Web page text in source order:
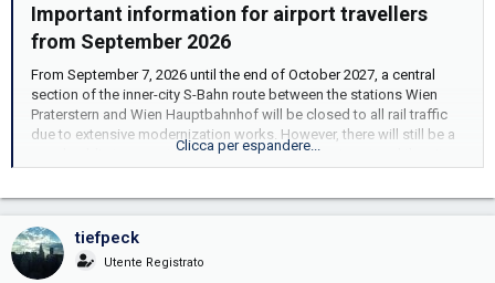
Important information for airport travellers
from September 2026​
From September 7, 2026 until the end of October 2027, a central
section of the inner-city S-Bahn route between the stations Wien
Praterstern and Wien Hauptbahnhof will be closed to all rail traffic
due to extensive modernization works. However, there will still be a
good public transport connection between the airport and the city
center. An overview of the different options is provided here.
During the extended closure of a main section of the S-Bahn line
through Vienna, trains will not stop at the stations Rennweg and the
central hub Wien Mitte/Landstraße. This will results in changes to
the usual train connections from Vienna Airport to the city center, in
Clicca per espandere...
tiefpeck
Utente Registrato